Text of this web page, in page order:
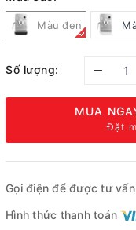
Màu đen
Số lượng: –
MUA
Đặt
Gọi điện để được tư
Hình thức thanh toán